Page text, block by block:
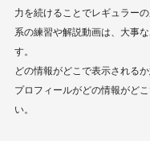
力を続けることでレギュラー
系の練習や解説動画は、大事
す。
どの情報がどこで表示される
プロフィールがどの情報がど
い。